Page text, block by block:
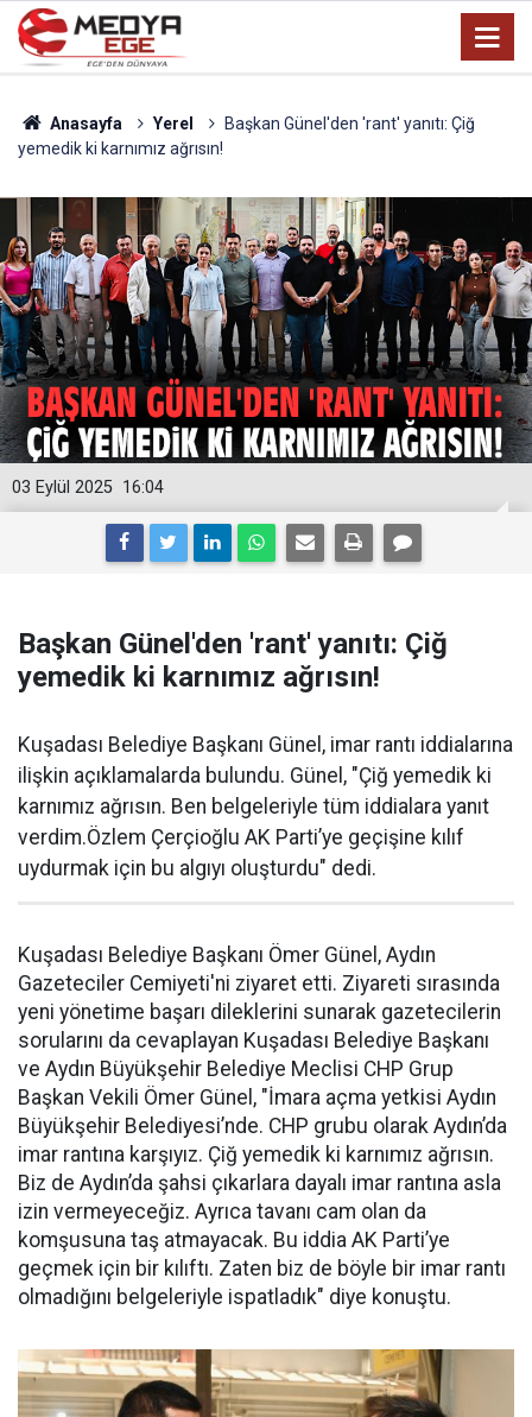
Anasayfa Yerel
Başkan Günel'den 'rant' yanıtı: Çiğ
yemedik ki karnımız ağrısın!
16:04
03 Eylül 2025
Başkan Günel'den 'rant' yanıtı: Çiğ
yemedik ki karnımız ağrısın!
Kuşadası Belediye Başkanı Günel, imar rantı iddialarına
ilişkin açıklamalarda bulundu. Günel, "Çiğ yemedik ki
karnımız ağrısın. Ben belgeleriyle tüm iddialara yanıt
verdim.Özlem Çerçioğlu AK Parti’ye geçişine kılıf
uydurmak için bu algıyı oluşturdu" dedi.
Kuşadası Belediye Başkanı Ömer Günel, Aydın
Gazeteciler Cemiyeti'ni ziyaret etti. Ziyareti sırasında
yeni yönetime başarı dileklerini sunarak gazetecilerin
sorularını da cevaplayan Kuşadası Belediye Başkanı
ve Aydın Büyükşehir Belediye Meclisi CHP Grup
Başkan Vekili Ömer Günel, "İmara açma yetkisi Aydın
Büyükşehir Belediyesi’nde. CHP grubu olarak Aydın’da
imar rantına karşıyız. Çiğ yemedik ki karnımız ağrısın.
Biz de Aydın’da şahsi çıkarlara dayalı imar rantına asla
izin vermeyeceğiz. Ayrıca tavanı cam olan da
komşusuna taş atmayacak. Bu iddia AK Parti’ye
geçmek için bir kılıftı. Zaten biz de böyle bir imar rantı
olmadığını belgeleriyle ispatladık" diye konuştu.